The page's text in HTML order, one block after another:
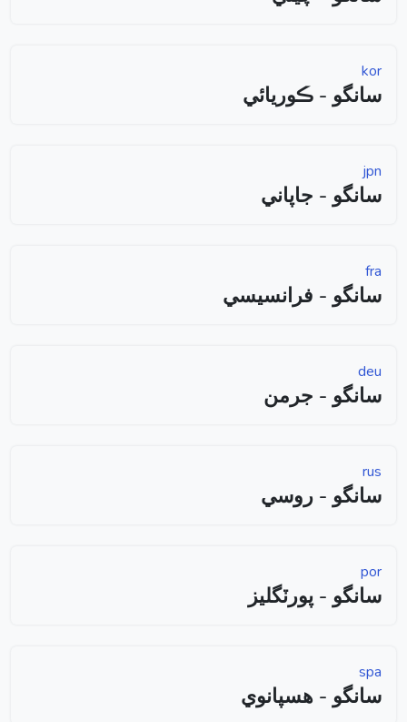
kor
سانگو - ڪوريائي
jpn
سانگو - جاپاني
fra
سانگو - فرانسيسي
deu
سانگو - جرمن
rus
سانگو - روسي
por
سانگو - پورٽگليز
spa
سانگو - هسپانوي